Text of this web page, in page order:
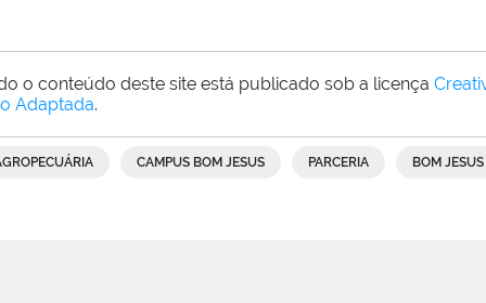
o conteúdo deste site está publicado sob a licença
Adaptada.
CAMPUS BOM JESUS PARCERIA BOM